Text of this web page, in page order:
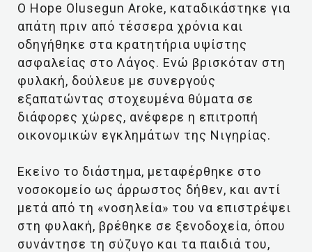
Ο Hope Olusegun Aroke, καταδικάστηκε για
απάτη πριν από τέσσερα χρόνια και
οδηγήθηκε στα κρατητήρια υψίστης
ασφαλείας στο Λάγος. Ενώ βρισκόταν στη
φυλακή, δούλευε με συνεργούς
εξαπατώντας στοχευμένα θύματα σε
διάφορες χώρες, ανέφερε η επιτροπή
οικονομικών εγκλημάτων της Νιγηρίας.
Εκείνο το διάστημα, μεταφέρθηκε στο
νοσοκομείο ως άρρωστος δήθεν, και αντί
μετά από τη «νοσηλεία» του να επιστρέψει
στη φυλακή, βρέθηκε σε ξενοδοχεία, όπου
συνάντησε τη σύζυγο και τα παιδιά του,